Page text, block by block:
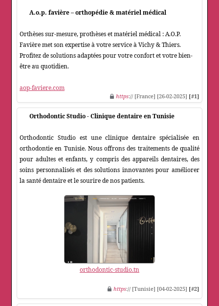
A.o.p. favière – orthopédie & matériel médical
Orthèses sur-mesure, prothèses et matériel médical : A.O.P.
Favière met son expertise à votre service à Vichy & Thiers.
Profitez de solutions adaptées pour votre confort et votre bien-
être au quotidien.
aop-faviere.com
https:// [France] [26-02-2025] [#1]
Orthodontic Studio - Clinique dentaire en Tunisie
Orthodontic Studio est une clinique dentaire spécialisée en
orthodontie en Tunisie. Nous offrons des traitements de qualité
pour adultes et enfants, y compris des appareils dentaires, des
soins personnalisés et des solutions innovantes pour améliorer
la santé dentaire et le sourire de nos patients.
orthodontic-studio.tn
https:// [Tunisie] [04-02-2025] [#2]